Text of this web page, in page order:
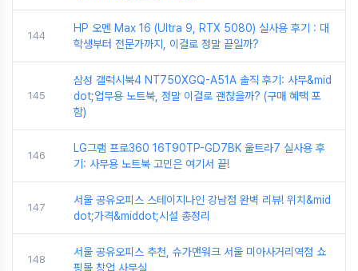
144
HP 오멘 Max 16 (Ultra 9, RTX 5080) 실사용 후기 : 대
학생부터 전문가까지, 이걸로 정말 끝일까?
145
삼성 갤럭시북4 NT750XGQ-A51A 솔직 후기: 사무&mid
dot;업무용 노트북, 정말 이걸로 괜찮을까? (구매 혜택 포
함)
146
LG그램 프로360 16T90TP-GD7BK 울트라7 실사용 후
기: 사무용 노트북 고민은 여기서 끝!
147
서울 공유오피스 스테이지나인 강남점 완벽 리뷰! 위치&mid
dot;가격&middot;시설 총정리
148
서울 공유오피스 추천, 슈가맨워크 서울 미아사거리역점 쇼
핑몰 창업 사무실